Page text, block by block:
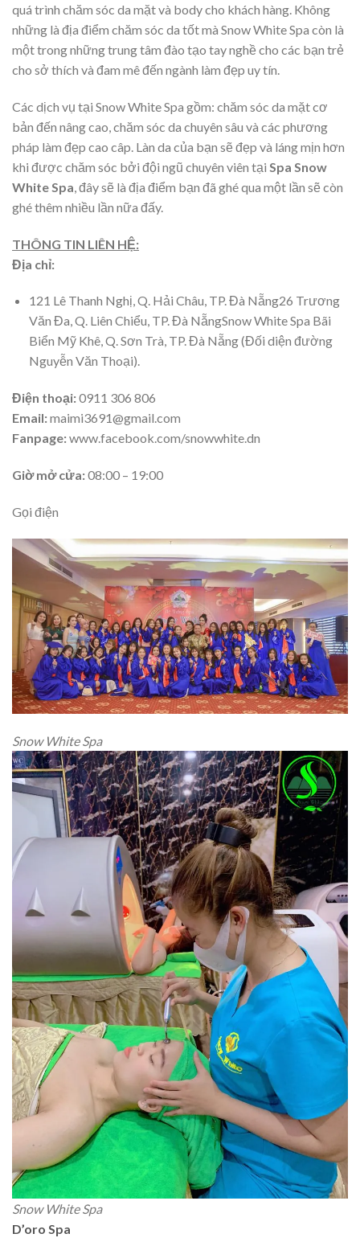
quá trình chăm sóc da mặt và body cho khách hàng. Không
những là địa điểm chăm sóc da tốt mà Snow White Spa còn là
một trong những trung tâm đào tạo tay nghề cho các bạn trẻ
cho sở thích và đam mê đến ngành làm đẹp uy tín.
Các dịch vụ tại Snow White Spa gồm: chăm sóc da mặt cơ
bản đến nâng cao, chăm sóc da chuyên sâu và các phương
pháp làm đẹp cao câp. Làn da của bạn sẽ đẹp và láng mịn hơn
khi được chăm sóc bởi đội ngũ chuyên viên tại Spa Snow
White Spa , đây sẽ là địa điểm bạn đã ghé qua một lần sẽ còn
ghé thêm nhiều lần nữa đấy.
THÔNG TIN LIÊN HỆ:
Địa chỉ:
121 Lê Thanh Nghị, Q. Hải Châu, TP. Đà Nẵng26 Trương
Văn Đa, Q. Liên Chiểu, TP. Đà NẵngSnow White Spa Bãi
Biển Mỹ Khê, Q. Sơn Trà, TP. Đà Nẵng (Đối diện đường
Nguyễn Văn Thoại).
Điện thoại:0911 306 806
Email:maimi3691@gmail.com
Fanpage:www.facebook.com/snowwhite.dn
Giờ mở cửa:08:00 – 19:00
Gọi điện
Snow White Spa
Snow White Spa
D’oro Spa